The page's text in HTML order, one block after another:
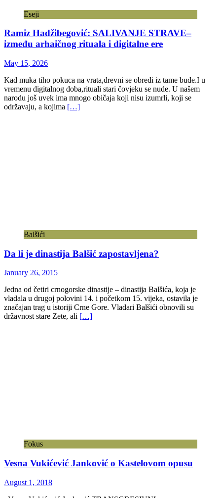
Eseji
Ramiz Hadžibegović: SALIVANJE STRAVE–
između arhaičnog rituala i digitalne ere
May 15, 2026
Kad muka tiho pokuca na vrata,drevni se obredi iz tame bude.I u
vremenu digitalnog doba,rituali stari čovjeku se nude. U našem
narodu još uvek ima mnogo običaja koji nisu izumrli, koji se
održavaju, a kojima […]
Balšići
Da li je dinastija Balšić zapostavljena?
January 26, 2015
Jedna od četiri crnogorske dinastije – dinastija Balšića, koja je
vladala u drugoj polovini 14. i početkom 15. vijeka, ostavila je
značajan trag u istoriji Crne Gore. Vladari Balšići obnovili su
državnost stare Zete, ali […]
Fokus
Vesna Vukićević Janković o Kastelovom opusu
August 1, 2018